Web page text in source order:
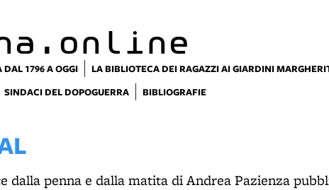
DAL 1796 A OGGI LA BIBLIOTECA DEI RAGAZZI AI GIARDINI
SINDACI DEL DOPOGUERRA BIBLIOGRAFIE
dalla penna e dalla matita di Andrea Pazienza